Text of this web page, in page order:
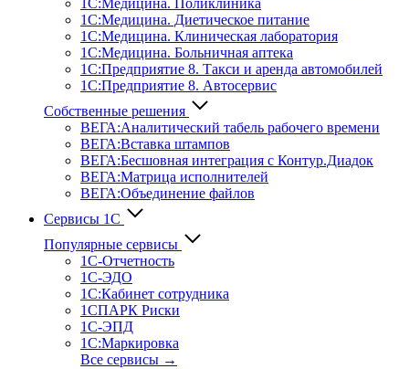
1С:Медицина. Поликлиника
1С:Медицина. Диетическое питание
1С:Медицина. Клиническая лаборатория
1С:Медицина. Больничная аптека
1С:Предприятие 8. Такси и аренда автомобилей
1С:Предприятие 8. Автосервис
Собственные решения
ВЕГА:Аналитичес­кий табель рабочего времени
ВЕГА:Вставка штампов
ВЕГА:Бесшовная интеграция с Контур.Диадок
ВЕГА:Матрица исполнителей
ВЕГА:Объединение файлов
Сервисы 1С
Популярные сервисы
1С-Отчет­ность
1С-ЭДО
1С:Кабинет сотрудника
1СПАРК Риски
1С-ЭПД
1С:Маркировка
Все сервисы →